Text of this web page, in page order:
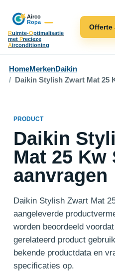
Ruimte-Optimalisatie
met Precieze
Airconditioning
Offerte
HomeMerkenDaikin
Daikin Stylish Zwart Mat 25
PRODUCT
Daikin
Mat 25 Kw
aanvragen
Daikin Stylish Zwart Mat
aangeleverde
worden beoordeeld
gerelateerd product
bekende productdata en
specificaties op.